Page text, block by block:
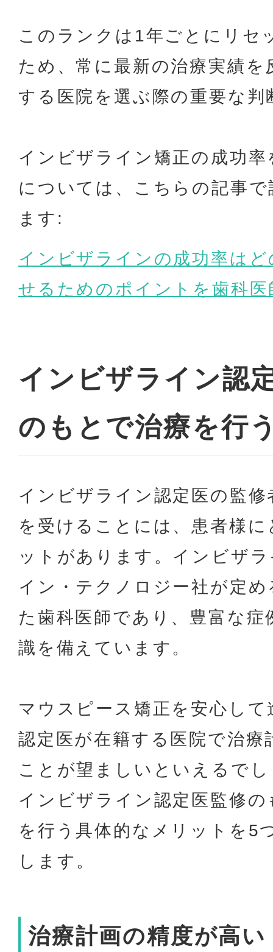
このランクは1年ごとにリセ
ため、常に最新の治療実績
する医院を選ぶ際の重要な
インビザライン矯正の成功
については、こちらの記事
ます:
インビザラインの成功率は
せるためのポイントを歯科医
インビザライン認
のもとで治療を行
インビザライン認定医の監
を受けることには、患者様
ットがあります。インビザ
イン・テクノロジー社が定
た歯科医師であり、豊富な症
識を備えています。
マウスピース矯正を安心し
認定医が在籍する医院で治
ことが望ましいといえるで
インビザライン認定医監修
を行う具体的なメリットを5
します。
治療計画の精度が高い